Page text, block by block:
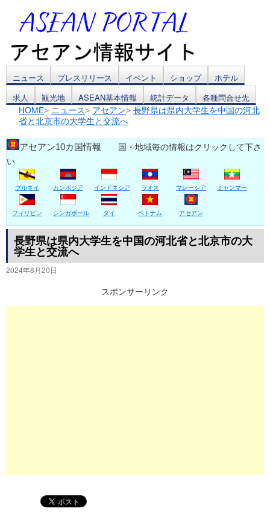
コ
ン
テ
ン
ツ
へ
ス
キ
ッ
ニュース プレスリリース イベント ショップ
ホテル
求人
観光地 ASEAN基本情報 統計データ 各種問合せ先
HOME> ニュース> アセアン> 長野県は県内大学生を中国の河北
省と北京市の大学生と交流へ
アセアン10カ国情報 国・地域毎の情報はクリックして下さ
い
ブルネイ カンボジア インドネシア ラオス マレーシア ミャンマー
フィリピン シンガポール タイ ベトナム アセアン
長野県は県内大学生を中国の河北省と北京市の大
学生と交流へ
2024年8月20日
スポンサーリンク